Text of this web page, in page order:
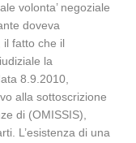
volonta’ negoziale
doveva
il fatto che il
la
8.9.2010,
alla sottoscrizione
di (OMISSIS),
L’esistenza di una